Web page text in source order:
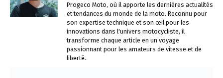
Progeco Moto, où il apporte les dernières actualités
et tendances du monde de la moto. Reconnu pour
son expertise technique et son œil pour les
innovations dans l'univers motocycliste, il
transforme chaque article en un voyage
passionnant pour les amateurs de vitesse et de
liberté.